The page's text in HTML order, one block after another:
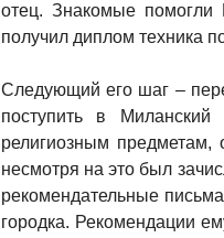
отец. Знакомые помогли
получил диплом техника
Следующий его шаг –
поступить в
религиозным
несмотря на это был
рекомендательные
городка. Рекомендации